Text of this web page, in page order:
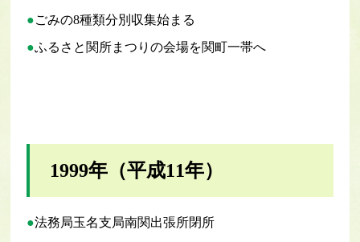
ごみの8種類分別収集始まる
ふるさと関所まつりの会場を関町一帯へ
1999年（平成11年）
法務局玉名支局南関出張所閉所